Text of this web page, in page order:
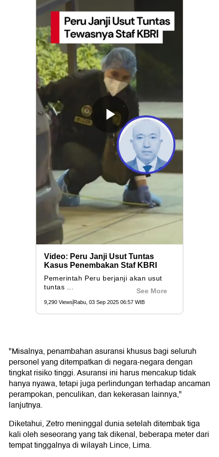
"Misalnya, penambahan asuransi khusus bagi seluruh
personel yang ditempatkan di negara-negara dengan
tingkat risiko tinggi. Asuransi ini harus mencakup tidak
hanya nyawa, tetapi juga perlindungan terhadap ancaman
perampokan, penculikan, dan kekerasan lainnya,"
lanjutnya.
Diketahui, Zetro meninggal dunia setelah ditembak tiga
kali oleh seseorang yang tak dikenal, beberapa meter dari
tempat tinggalnya di wilayah Lince, Lima.